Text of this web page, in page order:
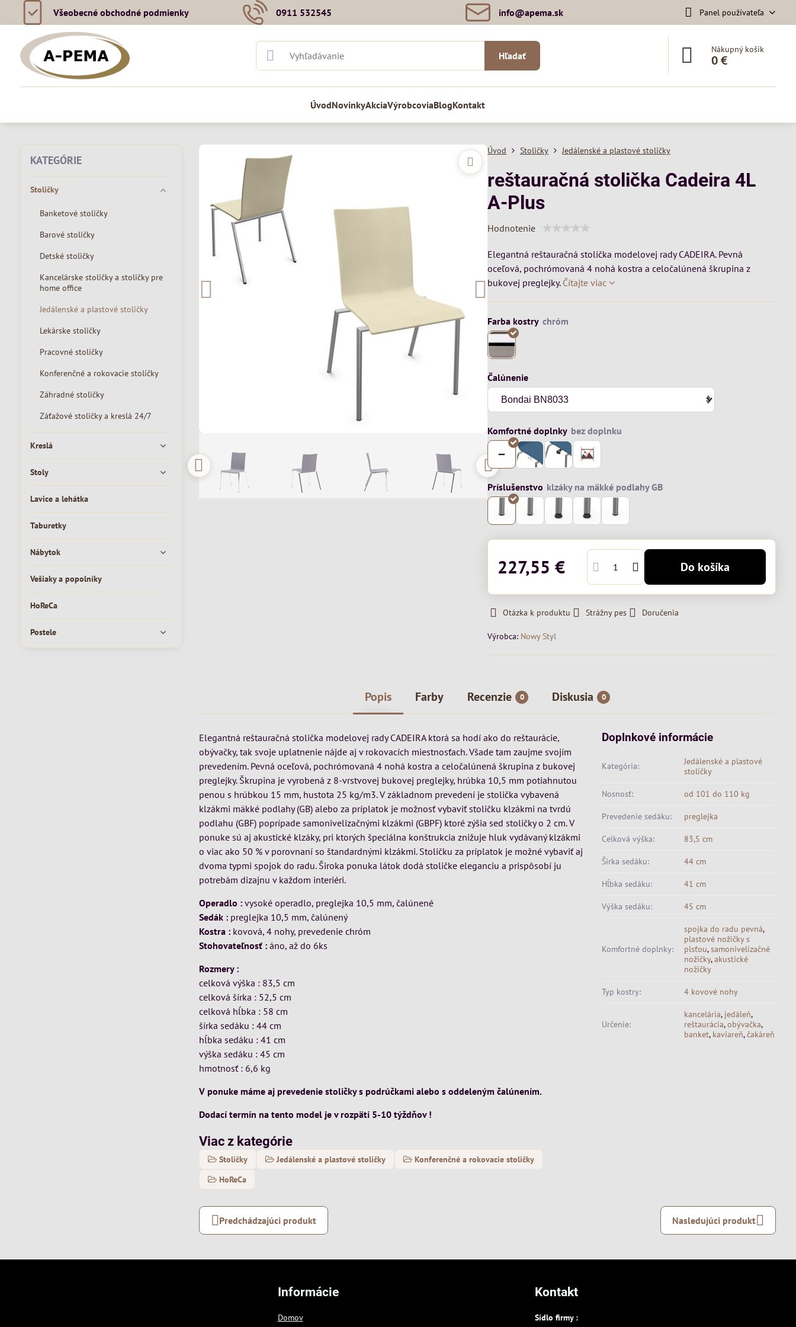
Všeobecné obchodné podmienky 0911 532545 info​@apema​.sk Panel používateľa
Hľadať
Nákupný košík
0 €
ÚvodNovinkyAkciaVýrobcoviaBlogKontakt
Úvod Stoličky Jedálenské a plastové stoličky
reštauračná stolička Cadeira 4L
A-Plus
Hodnotenie
Elegantná reštauračná stolička modelovej rady CADEIRA. Pevná
oceľová, pochrómovaná 4 nohá kostra a celočalúnená škrupina z
bukovej preglejky. Čítajte viac
Farba kostry
Čalúnenie
Komfortné doplnky
Príslušenstvo
227,55 € Do košíka
Otázka k produktu Strážny pes Doručenia
Výrobca: Nowy Styl
Popis Farby Recenzie 0 Diskusia 0
Elegantná reštauračná stolička modelovej rady CADEIRA ktorá sa hodí ako do reštaurácie,
obývačky, tak svoje uplatnenie nájde aj v rokovacích miestnosťach. Všade tam zaujme svojím
prevedením. Pevná oceľová, pochrómovaná 4 nohá kostra a celočalúnená škrupina z bukovej
preglejky. Škrupina je vyrobená z 8-vrstvovej bukovej preglejky, hrúbka 10,5 mm potiahnutou
penou s hrúbkou 15 mm, hustota 25 kg/m3. V základnom prevedení je stolička vybavená
klzákmi mäkké podlahy (GB) alebo za príplatok je možnosť vybaviť stoličku klzákmi na tvrdú
podlahu (GBF) poprípade samonivelizačnými klzákmi (GBPF) ktoré zýšia sed stoličky o 2 cm. V
ponuke sú aj akustické klzáky, pri ktorých špeciálna konštrukcia znižuje hluk vydávaný klzákmi
o viac ako 50 % v porovnaní so štandardnými klzákmi. Stoličku za príplatok je možné vybaviť aj
dvoma typmi spojok do radu. Široka ponuka látok dodá stoličke eleganciu a prispôsobí ju
potrebám dizajnu v každom interiéri.
Operadlo : vysoké operadlo, preglejka 10,5 mm, čalúnené
Sedák : preglejka 10,5 mm, čalúnený
Kostra : kovová, 4 nohy, prevedenie chróm
Stohovateľnosť : áno, až do 6ks
Rozmery :
celková výška : 83,5 cm
celková šírka : 52,5 cm
celková hĺbka : 58 cm
šírka sedáku : 44 cm
hĺbka sedáku : 41 cm
výška sedáku : 45 cm
hmotnosť : 6,6 kg
V ponuke máme aj prevedenie stoličky s podrúčkami alebo s oddeleným čalúnením.
Dodací termín na tento model je v rozpätí 5-10 týždňov !
Viac z kategórie
Stoličky Jedálenské a plastové stoličky
Konferenčné a rokovacie stoličky
HoReCa
Doplnkové informácie
Kategória:
Jedálenské a plastové
stoličky
Nosnosť: od 101 do 110 kg
Prevedenie sedáku: preglejka
Celková výška: 83,5 cm
Šírka sedáku: 44 cm
Hĺbka sedáku: 41 cm
Výška sedáku: 45 cm
Komfortné doplnky:
spojka do radu pevná,
plastové nožičky s
plsťou,samonivelizačné
nožičky,akustické
nožičky
Typ kostry: 4 kovové nohy
Určenie:
kancelária, jedáleň,
reštaurácia,obývačka,
banket, kaviareň,čakáreň
Predchádzajúci produkt Nasledujúci produkt
KATEGÓRIE
Stoličky
Banketové stoličky
Barové stoličky
Detské stoličky
Kancelárske stoličky a stoličky pre
home office
Jedálenské a plastové stoličky
Lekárske stoličky
Pracovné stoličky
Konferenčné a rokovacie stoličky
Záhradné stoličky
Záťažové stoličky a kreslá 24/7
Kreslá
Stoly
Lavice a lehátka
Taburetky
Nábytok
Vešiaky a popolníky
HoReCa
Postele
Informácie
Domov
Kontakt
Sídlo firmy :